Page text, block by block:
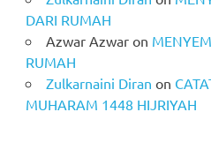
DARI RUMAH
Azwar Azwaron
RUMAH
Zulkarnaini Diran on
MUHARAM 1448 HIJRIYAH